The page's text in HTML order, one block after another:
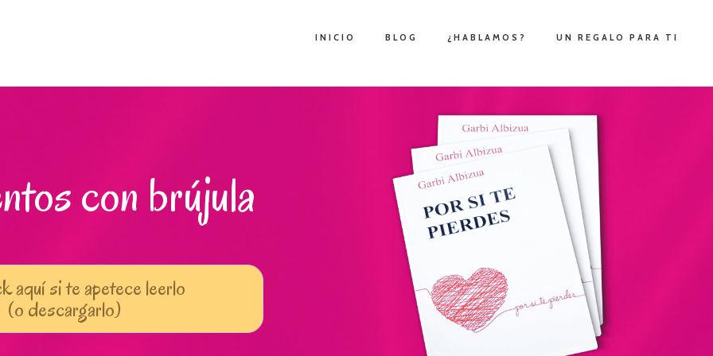
INICIO BLOG ¿HABLAMOS? UN REGALO PARA TI
con brújula
aquí si te apetece leerlo
(o descargarlo)